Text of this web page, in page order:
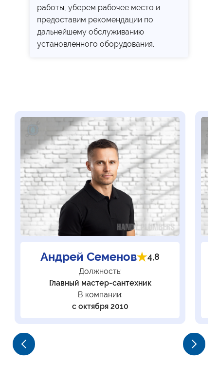
работы, уберем рабочее место и
предоставим рекомендации по
дальнейшему обслуживанию
установленного оборудования.
Андрей Семенов 4,8
Должность:
Главный мастер-сантехник
В компании:
с октября 2010